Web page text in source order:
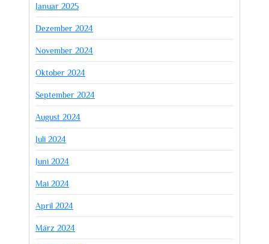
Januar 2025
Dezember 2024
November 2024
Oktober 2024
September 2024
August 2024
Juli 2024
Juni 2024
Mai 2024
April 2024
März 2024